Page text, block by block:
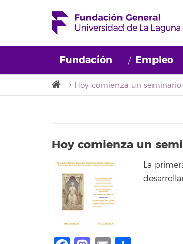
Fundación Empleo
Hoy comienza un
La